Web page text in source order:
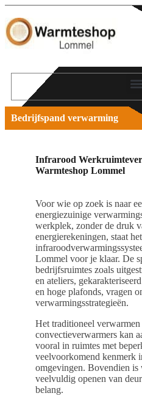
Bedrijfspand verwarming
Infrarood
Warmteshop Lommel
Voor wie op zoek is naar
energiezuinige
werkplek, zonder de druk
energierekeningen, staat het
Lommel voor je klaar. De
bedrijfsruimtes zoals
en ateliers,
en hoge plafonds, vragen
verwarmingsstrategieën.
Het traditioneel
convectieverwarmers kan
vooral in ruimtes met
veelvoorkomend kenmerk
omgevingen. Bovendien is
veelvuldig openen van
belang.